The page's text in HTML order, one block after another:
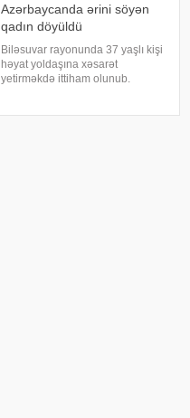
Azərbaycanda ərini söyən
qadın döyüldü
Biləsuvar rayonunda 37 yaşlı kişi
həyat yoldaşına xəsarət
yetirməkdə ittiham olunub.